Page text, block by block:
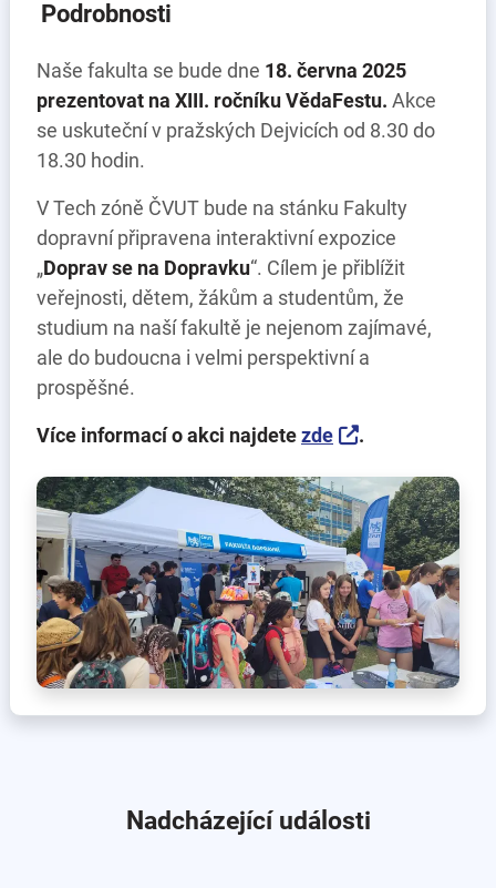
Podrobnosti
Naše fakulta se bude dne 18. června 2025
prezentovat na XIII. ročníku VědaFestu. Akce
se uskuteční v pražských Dejvicích od 8.30 do
18.30 hodin.
V Tech zóně ČVUT bude na stánku Fakulty
dopravní připravena interaktivní expozice
„Doprav se na Dopravku“. Cílem je přiblížit
veřejnosti, dětem, žákům a studentům, že
studium na naší fakultě je nejenom zajímavé,
ale do budoucna i velmi perspektivní a
prospěšné.
Více informací o akci najdetezde .
Nadcházející události